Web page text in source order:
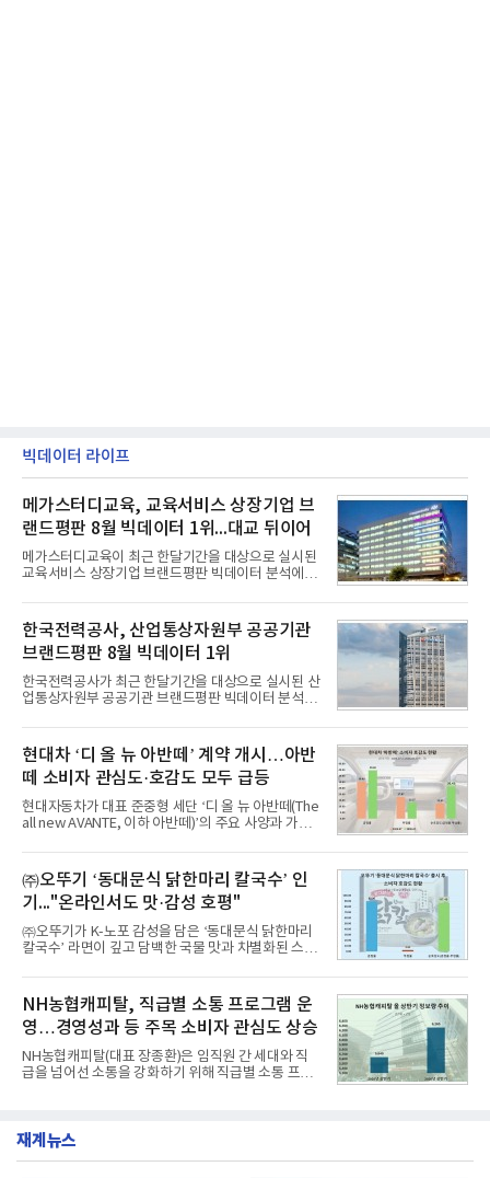
빅데이터 라이프
메가스터디교육, 교육서비스 상장기업 브
랜드평판 8월 빅데이터 1위...대교 뒤이어
메가스터디교육이 최근 한달기간을 대상으로 실시된
교육서비스 상장기업 브랜드평판 빅데이터 분석에서
일 한국기업평판연구소(소장 구창환)는 국내 교육서
비스 상장기업 브랜드를 대상으로 지난 7월 7일부터
8월 7일까지 수집된 소비자 빅데이터 10,074,233건
을 분석한 결과, 메가스터디교육이 브랜드평판지수
1,710,926을 기록하며 8월 1위에 올랐다고 밝혔다.
분석에 활용된 빅데이터는 지난 7월(9,491,206건) 대
비 6.14% 증가한 수치로, 교육서비스 상장기업 브랜
디교육, 대교, 디지
한국전력공사, 산업통상자원부 공공기관
브랜드평판 8월 빅데이터 1위
한국전력공사가 최근 한달기간을 대상으로 실시된 산
업통상자원부 공공기관 브랜드평판 빅데이터 분석에
이 순으로 뒤를 이었다.7일 한국기업평판연구소(소장
구창환)는 산업통상자원부 공공기관 41개 브랜드를
대상으로 지난 7월 7일부터 8월 7일까지 수집된 소비
자 빅데이터 91,102,549건을 분석한 결과, 한국전력
공사가 브랜드평판지수 10,670,633을 기록하며 8월
1위에 올랐다고 밝혔다. 분석에 활용된 빅데이터는 지
난 7월(88,893,823건) 대비 2.48% 증가한 수치다.연
수력원자력, 한국석
현대차 ‘디 올 뉴 아반떼’ 계약 개시…아반
떼 소비자 관심도·호감도 모두 급등
현대자동차가 대표 준중형 세단 ‘디 올 뉴 아반떼(The
all new AVANTE, 이하 아반떼)’의 주요 사양과 가격
떼는 6년 만에 선보이는 8세대 완전변경 모델로, ▲정
교한 선과 면을 중심으로 완성한 파격적인 디자인 ▲
과거 중형 세단 수준으로 확대된 차체 제원 ▲글로벌
최고 수준의 안전성 ▲성능과 효율을 동시에 높인 주
행 완성도 ▲첨단 편의 및 디지털 사양 적용 등을 통해
글로벌 준중형 세단의 새로운 기준을 세웠다.아반떼
는 가솔린 2.0과 1.6 하이브리드 두 가지 파워트레인
넘
㈜오뚜기 ‘동대문식 닭한마리 칼국수’ 인
기..."온라인서도 맛·감성 호평"
㈜오뚜기가 K-노포 감성을 담은 ‘동대문식 닭한마리
칼국수’ 라면이 깊고 담백한 국물 맛과 차별화된 스토
혔다.‘동대문식 닭한마리 칼국수’는 예상을 뛰어넘는
소비자 호응에 힘입어 지난 7월 13일 첫 선을 보인 지
단 18일 만에 누적 판매량 50만 개를 돌파하는 성과를
거두었다.이번 신제품은 개발진이 전국의 닭한마리
전문점을 직접 찾아 다니며 최적의 육수 비율을 완성
했다. 자극적이지 않으면서도 깊은 닭육수에 마늘의
개운한 풍미를 더했으며, 국물이 잘 배어들면서도 쫄
서도
NH농협캐피탈, 직급별 소통 프로그램 운
영…경영성과 등 주목 소비자 관심도 상승
NH농협캐피탈(대표 장종환)은 임직원 간 세대와 직
급을 넘어선 소통을 강화하기 위해 직급별 소통 프로
영지원부 홍보팀과 2026년 새로이(e)＊가 공동 주관
재계뉴스